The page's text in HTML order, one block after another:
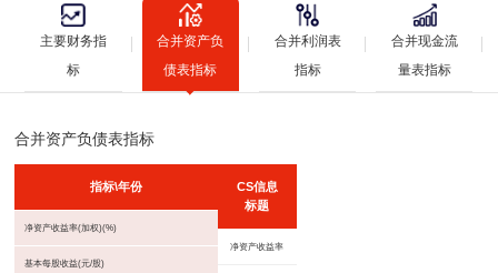
主要财务指
标
合并资产负
债表指标
合并利润表
指标
合并现金流
量表指标
合并资产负债表指标
指标\年份
净资产收益率(加权)(%)
基本每股收益(元/股)
CS信息
标题
净资产收益率